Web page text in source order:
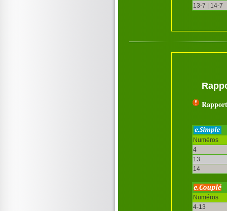
13-7 | 14-7
Numéros
4
13
14
Numéros
4-13